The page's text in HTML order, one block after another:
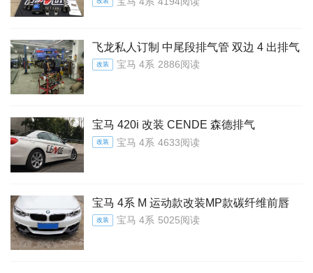
飞龙私人订制 中尾段排气管 双边 4 出排气
改装 宝马 4系 2886阅读
宝马 420i 改装 CENDE 森德排气
改装 宝马 4系 4633阅读
宝马 4系 M 运动款改装MP款碳纤维前唇
改装 宝马 4系 5025阅读